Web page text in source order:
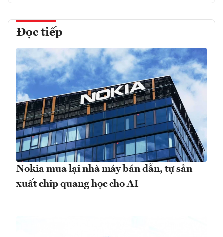
Đọc tiếp
Nokia mua lại nhà máy bán dẫn, tự sản
xuất chip quang học cho AI